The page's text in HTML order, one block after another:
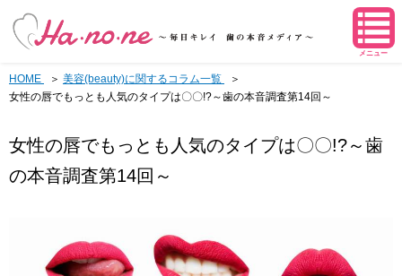
メニュー
HOME
美容(beauty)に関するコラム一覧
女性の唇でもっとも人気のタイプは〇〇!?～歯の本音調査第14回～
女性の唇でもっとも人気のタイプは〇〇!?～歯
の本音調査第14回～